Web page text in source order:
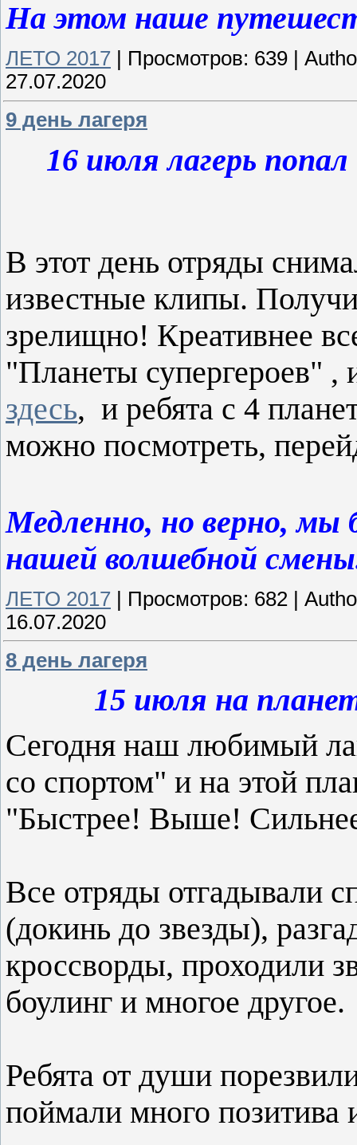
На этом наше
ЛЕТО 2017 Просмотров: 639
27.07.2020
9 день лагеря
16 июля лагерь
В этот день отряды
известные клипы.
зрелищно! Креативнее
"Планеты супергероев"
здесь, и ребята с 4
можно посмотреть,
Медленно, но верно, мы
нашей волшебной
ЛЕТО 2017 | Просмотров: 682 |
16.07.2020
8 день лагеря
15 июля на
Сегодня наш любимый
со спортом" и на этой
"Быстрее! Выше!
Все отряды отгадывали
(докинь до звезды),
кроссворды, проходили
боулинг и многое другое.
Ребята от души
поймали много позитива